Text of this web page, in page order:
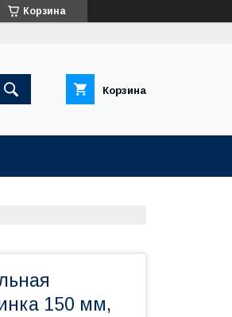
Корзина
Корзина
150 мм,